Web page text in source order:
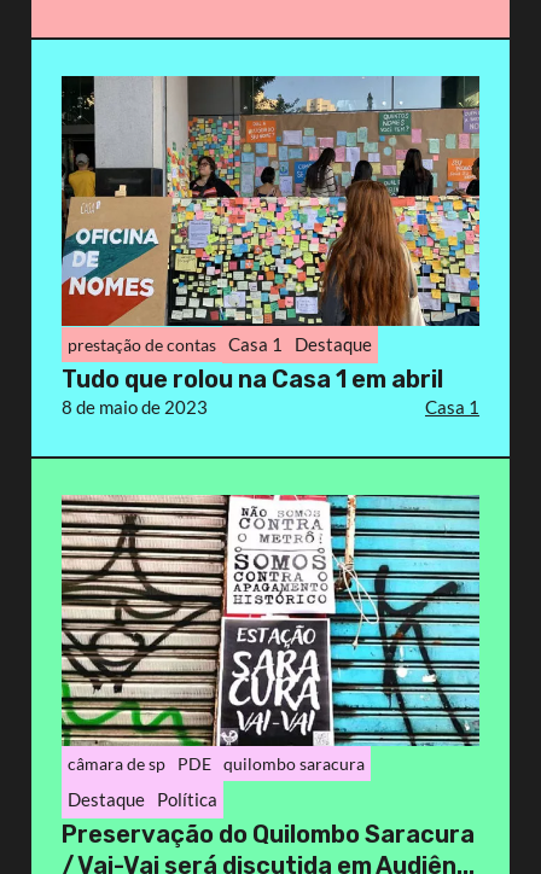
prestação de contas Casa 1 Destaque
Tudo que rolou na Casa 1 em abril
8 de maio de 2023 Casa 1
câmara de sp PDE quilombo saracura
Destaque Política
Preservação do Quilombo Saracura
/ Vai-Vai será discutida em Audiên...